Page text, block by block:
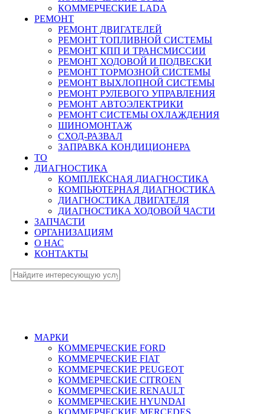
КОММЕРЧЕСКИЕ LADA
РЕМОНТ
РЕМОНТ ДВИГАТЕЛЕЙ
РЕМОНТ ТОПЛИВНОЙ СИСТЕМЫ
РЕМОНТ КПП И ТРАНСМИССИИ
РЕМОНТ ХОДОВОЙ И ПОДВЕСКИ
РЕМОНТ ТОРМОЗНОЙ СИСТЕМЫ
РЕМОНТ ВЫХЛОПНОЙ СИСТЕМЫ
РЕМОНТ РУЛЕВОГО УПРАВЛЕНИЯ
РЕМОНТ АВТОЭЛЕКТРИКИ
РЕМОНТ СИСТЕМЫ ОХЛАЖДЕНИЯ
ШИНОМОНТАЖ
СХОД-РАЗВАЛ
ЗАПРАВКА КОНДИЦИОНЕРА
ТО
ДИАГНОСТИКА
КОМПЛЕКСНАЯ ДИАГНОСТИКА
КОМПЬЮТЕРНАЯ ДИАГНОСТИКА
ДИАГНОСТИКА ДВИГАТЕЛЯ
ДИАГНОСТИКА ХОДОВОЙ ЧАСТИ
ЗАПЧАСТИ
ОРГАНИЗАЦИЯМ
О НАС
КОНТАКТЫ
МАРКИ
КОММЕРЧЕСКИЕ FORD
КОММЕРЧЕСКИЕ FIAT
КОММЕРЧЕСКИЕ PEUGEOT
КОММЕРЧЕСКИЕ CITROEN
КОММЕРЧЕСКИЕ RENAULT
КОММЕРЧЕСКИЕ HYUNDAI
КОММЕРЧЕСКИЕ MERCEDES